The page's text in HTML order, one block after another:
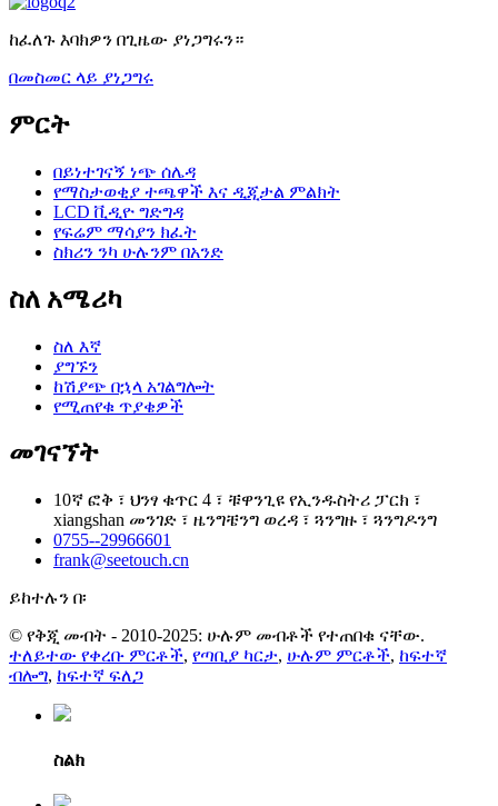
ከፈለጉ እባክዎን በጊዜው ያነጋግሩን።
በመስመር ላይ ያነጋግሩ
ምርት
በይነተገናኝ ነጭ ሰሌዳ
የማስታወቂያ ተጫዋች እና ዲጂታል ምልክት
LCD ቪዲዮ ግድግዳ
የፍሬም ማሳያን ክፈት
ስክሪን ንካ ሁሉንም በአንድ
ስለ አሜሪካ
ስለ እኛ
ያግኙን
ከሽያጭ በኋላ አገልግሎት
የሚጠየቁ ጥያቄዎች
መገናኘት
10ኛ ፎቅ ፣ ህንፃ ቁጥር 4 ፣ ቹዋንጊዩ የኢንዱስትሪ ፓርክ ፣
xiangshan መንገድ ፣ ዜንግቼንግ ወረዳ ፣ ጓንግዙ ፣ ጓንግዶንግ
0755--29966601
frank@seetouch.cn
ይከተሉን በ፡
© የቅጂ መብት - 2010-2025: ሁሉም መብቶች የተጠበቁ ናቸው.
ተለይተው የቀረቡ ምርቶች, የጣቢያ ካርታ, ሁሉም ምርቶች, ከፍተኛ
ብሎግ, ከፍተኛ ፍለጋ
ስልክ